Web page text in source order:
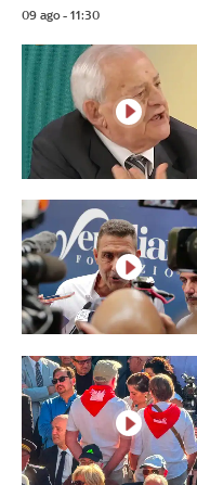
09 ago - 11:30